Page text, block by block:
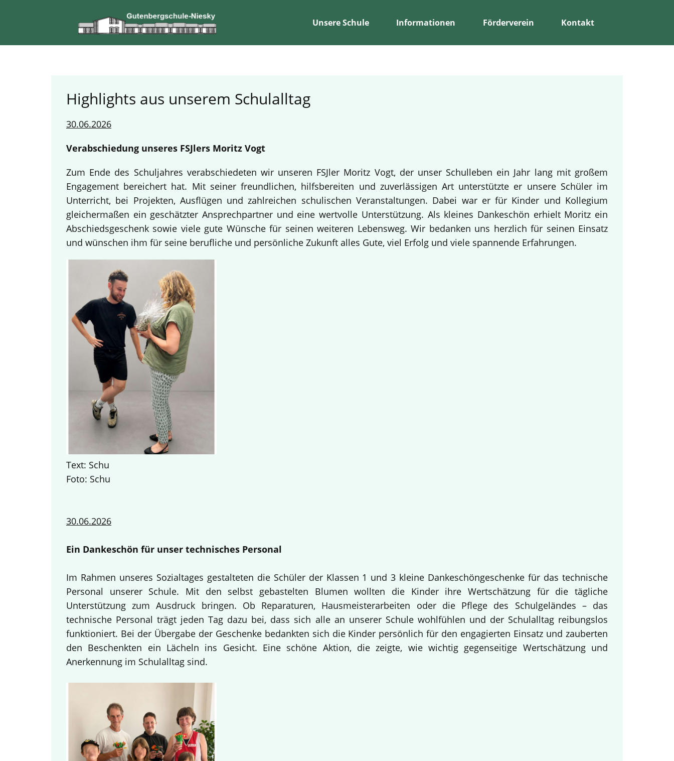
Unsere Schule Informationen Förderverein Kontakt
Highlights aus unserem Schulalltag
30.06.2026
Verabschiedung unseres FSJlers Moritz Vogt
Zum Ende des Schuljahres verabschiedeten wir unseren FSJler Moritz Vogt, der unser Schulleben ein Jahr lang mit großem
Engagement bereichert hat. Mit seiner freundlichen, hilfsbereiten und zuverlässigen Art unterstützte er unsere Schüler im
Unterricht, bei Projekten, Ausflügen und zahlreichen schulischen Veranstaltungen. Dabei war er für Kinder und Kollegium
gleichermaßen ein geschätzter Ansprechpartner und eine wertvolle Unterstützung. Als kleines Dankeschön erhielt Moritz ein
Abschiedsgeschenk sowie viele gute Wünsche für seinen weiteren Lebensweg. Wir bedanken uns herzlich für seinen Einsatz
und wünschen ihm für seine berufliche und persönliche Zukunft alles Gute, viel Erfolg und viele spannende Erfahrungen.
Text: Schu
Foto: Schu
30.06.2026
Ein Dankeschön für unser technisches Personal
Im Rahmen unseres Sozialtages gestalteten die Schüler der Klassen 1 und 3 kleine Dankeschöngeschenke für das technische
Personal unserer Schule. Mit den selbst gebastelten Blumen wollten die Kinder ihre Wertschätzung für die tägliche
Unterstützung zum Ausdruck bringen. Ob Reparaturen, Hausmeisterarbeiten oder die Pflege des Schulgeländes – das
technische Personal trägt jeden Tag dazu bei, dass sich alle an unserer Schule wohlfühlen und der Schulalltag reibungslos
funktioniert. Bei der Übergabe der Geschenke bedankten sich die Kinder persönlich für den engagierten Einsatz und zauberten
den Beschenkten ein Lächeln ins Gesicht. Eine schöne Aktion, die zeigte, wie wichtig gegenseitige Wertschätzung und
Anerkennung im Schulalltag sind.